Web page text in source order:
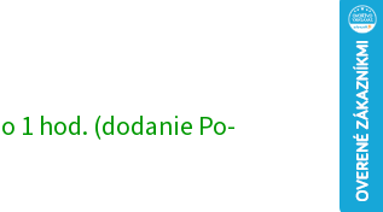
1 hod. (dodanie Po-